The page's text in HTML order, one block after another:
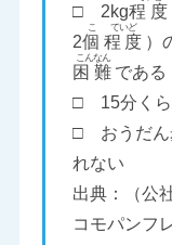
□ 2kg程度
2個 程度 ）
困難 である
□ 15分く
□ おうだん
れない
出典：（公
コモパンフ